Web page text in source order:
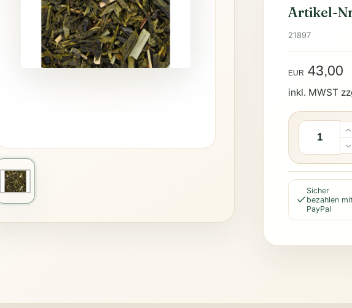
Artikel-
21897
EUR 43,00
inkl. MWST
Sicher
bezahlen mit
PayPal